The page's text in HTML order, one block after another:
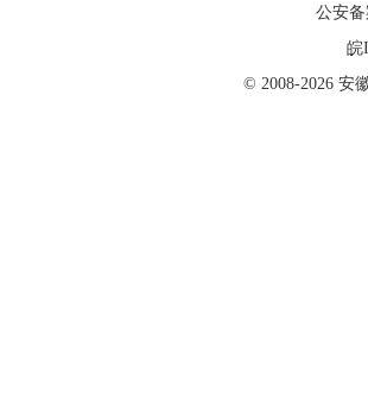
公安备
皖
© 2008-2026 安